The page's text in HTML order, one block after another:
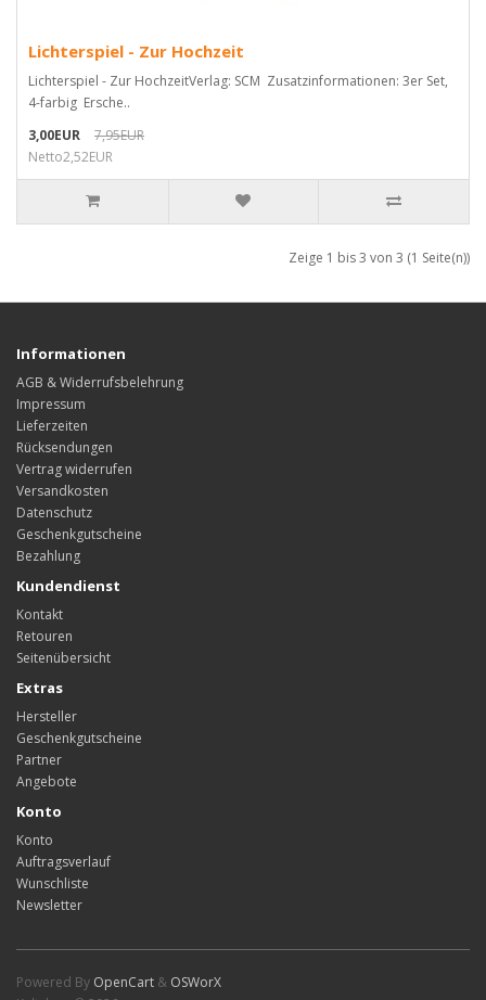
Lichterspiel - Zur Hochzeit
Lichterspiel - Zur HochzeitVerlag: SCM Zusatzinformationen: 3er Set,
4-farbig Ersche..
3,00EUR
7,95EUR
Netto2,52EUR
Zeige 1 bis 3 von 3 (1 Seite(n))
Informationen
AGB & Widerrufsbelehrung
Impressum
Lieferzeiten
Rücksendungen
Vertrag widerrufen
Versandkosten
Datenschutz
Geschenkgutscheine
Bezahlung
Kundendienst
Kontakt
Retouren
Seitenübersicht
Extras
Hersteller
Geschenkgutscheine
Partner
Angebote
Konto
Konto
Auftragsverlauf
Wunschliste
Newsletter
Powered By OpenCart & OSWorX